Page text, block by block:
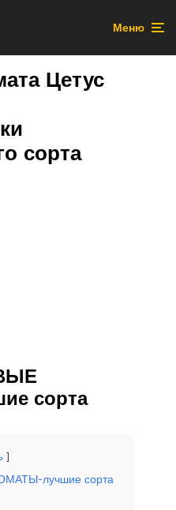
Меню
Цетус
сорта
сорта
лучшие сорта